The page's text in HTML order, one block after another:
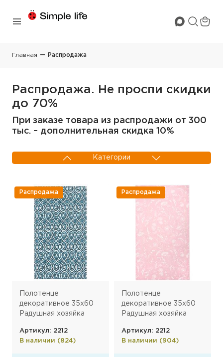
Главная Распродажа
Распродажа. Не проспи скидки
до 70%
При заказе товара из распродажи от 300
тыс. – дополнительная скидка 10%
Категории
Постельные
принадлежности
Декоративный
текстиль
Для детей
Махровые
полотенца
Текстиль для
Все категории
Распродажа
Полотенце
декоративное 35х60
Радушная хозяйка
100% хлопок,
Орнамент белый
Артикул: 2212
В наличии (824)
Распродажа
Полотенце
декоративное 35х60
Радушная хозяйка
100% хлопок,
Соцветие
Артикул: 2212
В наличии (904)